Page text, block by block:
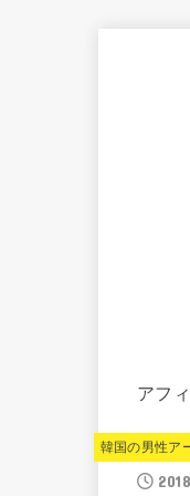
アフ
韓国の男性ア